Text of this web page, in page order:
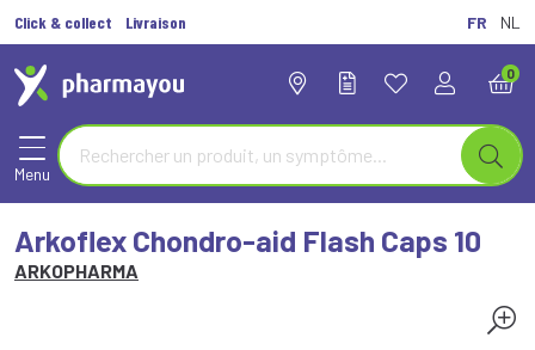
Click & collect Livraison FR NL
0
Menu
Arkoflex Chondro-aid Flash Caps 10
ARKOPHARMA